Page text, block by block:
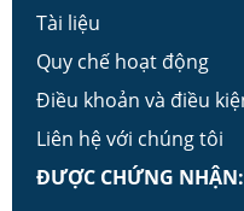
Tài liệu
Quy chế hoạt động
Điều khoản và điều
Liên hệ với chúng tôi
ĐƯỢC CHỨNG NHẬN: